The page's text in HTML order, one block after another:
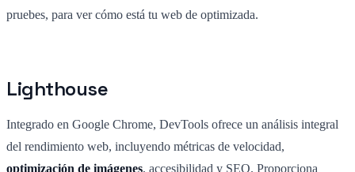
pruebes, para ver cómo está tu web de optimizada.
Lighthouse
Integrado en Google Chrome, DevTools ofrece un análisis integral
del rendimiento web, incluyendo métricas de velocidad,
optimización de imágenes, accesibilidad y SEO. Proporciona